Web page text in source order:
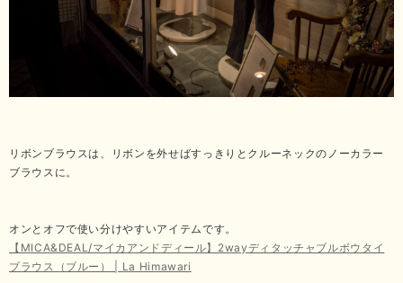
リボンブラウスは、リボンを外せばすっきりとクルーネックのノーカラー
ブラウスに。
オンとオフで使い分けやすいアイテムです。
【MICA&DEAL/マイカアンドディール】2wayディタッチャブルボウタイ
ブラウス（ブルー） | La Himawari